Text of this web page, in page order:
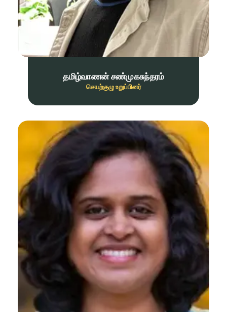
தமிழ்வாணன் சண்முகசுந்தரம்
செயற்குழு உறுப்பினர்